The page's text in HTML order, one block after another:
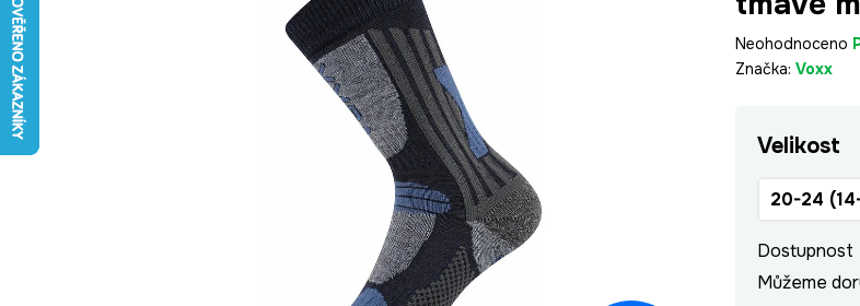
Průměrné
hodnocení
0,0
Neohodnoceno
Značka: Voxx
Velikost
20-24
Dostupnost
Můžeme